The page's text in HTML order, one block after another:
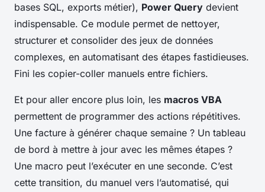
bases SQL, exports métier), Power Query devient
indispensable. Ce module permet de nettoyer,
structurer et consolider des jeux de données
complexes, en automatisant des étapes fastidieuses.
Fini les copier-coller manuels entre fichiers.
Et pour aller encore plus loin, les macros VBA
permettent de programmer des actions répétitives.
Une facture à générer chaque semaine ? Un tableau
de bord à mettre à jour avec les mêmes étapes ?
Une macro peut l’exécuter en une seconde. C’est
cette transition, du manuel vers l’automatisé, qui